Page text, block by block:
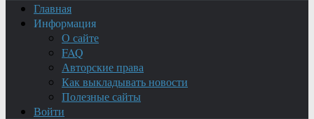
Главная
Информация
О сайте
FAQ
Авторские права
Как выкладывать новости
Полезные сайты
Войти